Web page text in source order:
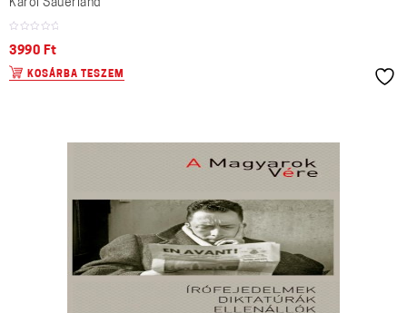
Karol Sauerland
3990 Ft
KOSÁRBA TESZEM